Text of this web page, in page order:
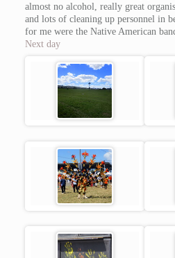
almost no alcohol, really great
and lots of cleaning up personnel in
for me were the Native American
Next day